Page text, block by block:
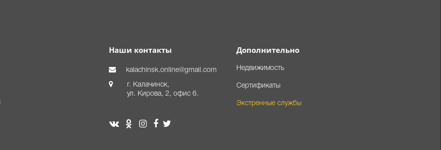
Наши контакты
kalachinsk.online@gmail.com
г. Калачинск,
ул. Кирова, 2, офис 6.
Дополнительно
Недвижимость
Сертификаты
Экстренные службы